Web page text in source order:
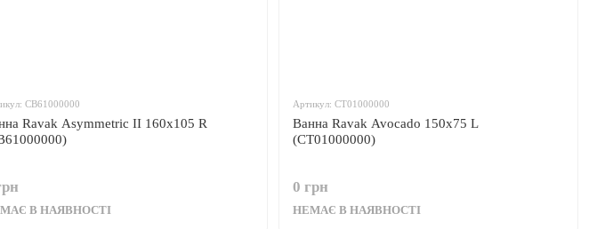
CB61000000
Ravak Asymmetric II 160x105 R
В НАЯВНОСТІ
Артикул: CT01000000
Ванна Ravak Avocado 150x75 L
(CT01000000)
0 грн
НЕМАЄ В НАЯВНОСТІ